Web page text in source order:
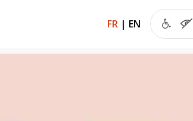
FR | EN